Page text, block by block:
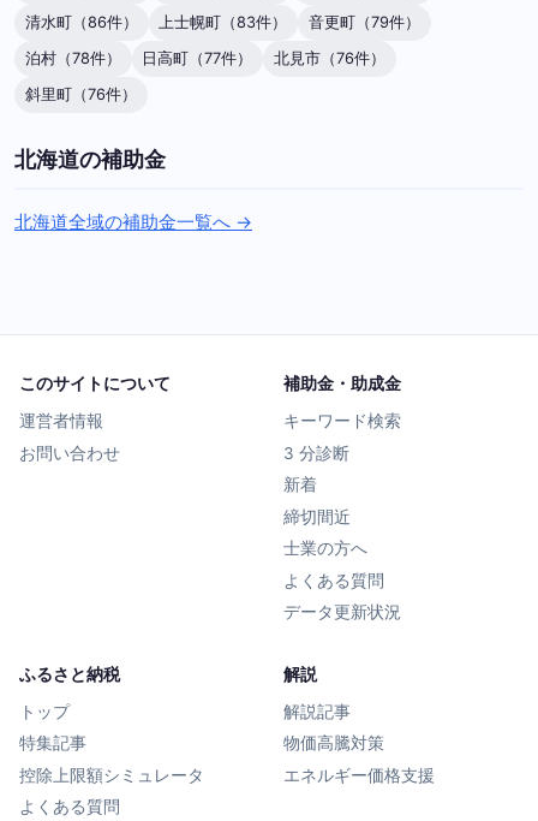
清水町（86件）
上士幌町（83件）
音更町（79件）
泊村（78件）
日高町（77件）
北見市（76件）
斜里町（76件）
北海道の補助金
北海道全域の補助金一覧へ →
このサイトについて
運営者情報
お問い合わせ
補助金・助成金
キーワード検索
3 分診断
新着
締切間近
士業の方へ
よくある質問
データ更新状況
ふるさと納税
トップ
特集記事
控除上限額シミュレータ
よくある質問
解説
解説記事
物価高騰対策
エネルギー価格支援